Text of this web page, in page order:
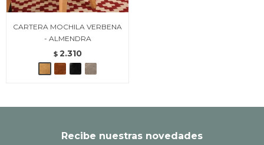
CARTERA MOCHILA VERBENA
- ALMENDRA
$ 2.310
Recibe nuestras novedades